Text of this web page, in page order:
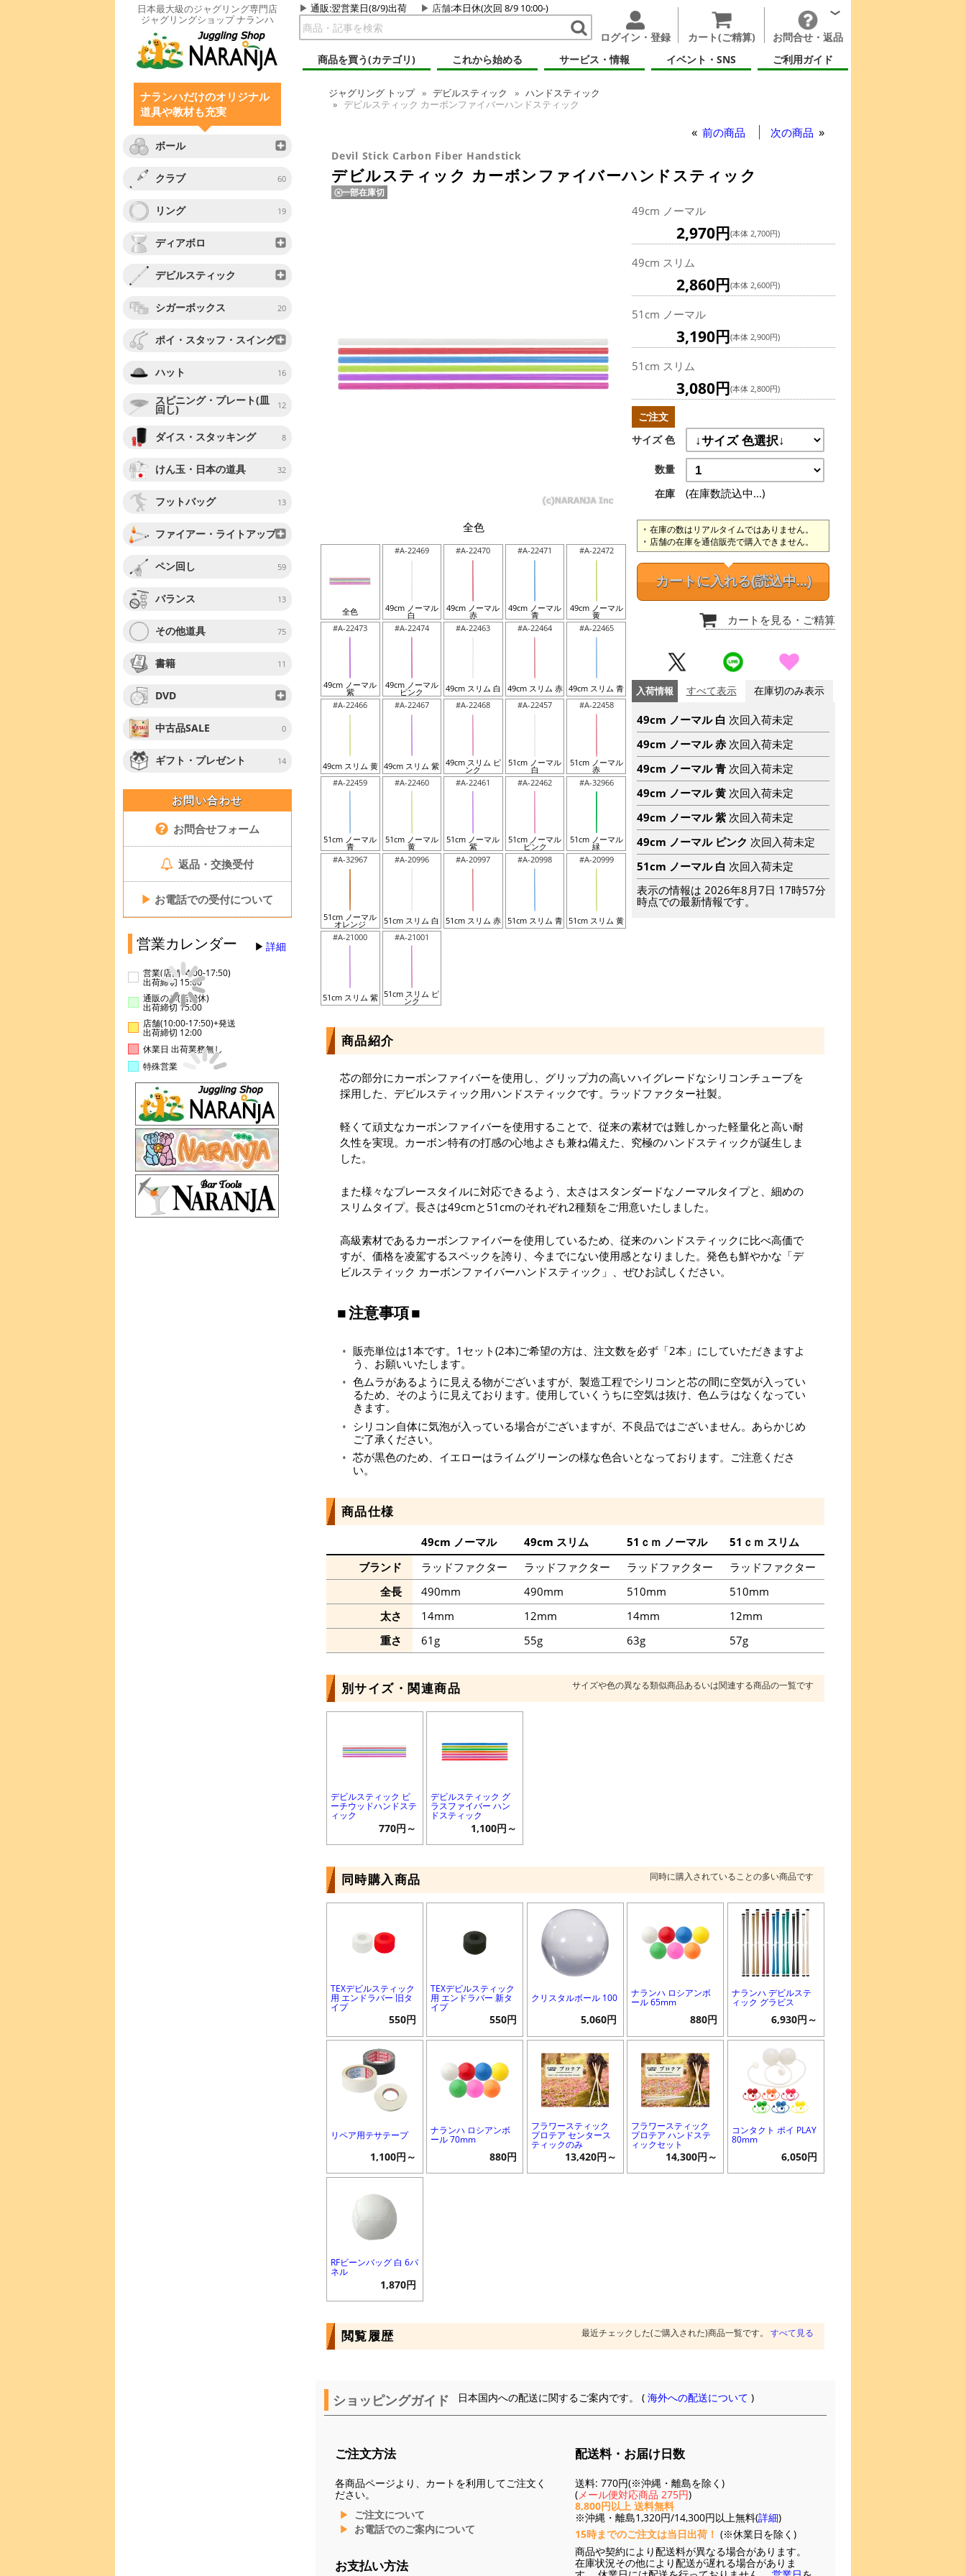
日本最大級のジャグリング専門店
ジャグリングショップ ナランハ
通販:翌営業日(8/9)出荷 店舗:本日休(次回 8/9 10:00-)
ログイン・登録 カート(ご精算)
お問合せ・返品
商品を買う(カテゴリ)
これから始める サービス・情報 イベント・SNS ご利用ガイド
ナランハだけのオリジナル
道具や教材も充実
ボール
クラブ 60
リング 19
ディアボロ
デビルスティック
シガーボックス 20
ポイ・スタッフ・スイング
ハット 16
スピニング・プレート(皿
回し) 12
ダイス・スタッキング 8
けん玉・日本の道具 32
フットバッグ 13
ファイアー・ライトアップ
ペン回し 59
バランス 13
その他道具 75
書籍 11
DVD
中古品SALE 0
ギフト・プレゼント 14
お問い合わせ
お問合せフォーム
返品・交換受付
▶ お電話での受付について
営業カレンダー 詳細
営業(店舗14:00-17:50)
出荷締切 15:00
通販のみ(店舗休)
出荷締切 15:00
店舗(10:00-17:50)+発送
出荷締切 12:00
休業日 出荷業務無し
特殊営業
ジャグリング トップ デビルスティック
ハンドスティック
デビルスティック カーボンファイバーハンドスティック
前の商品 次の商品
Devil Stick Carbon Fiber Handstick
デビルスティック カーボンファイバーハンドスティック
一部在庫切
全色
全色
#A-22469
49cm ノーマル
白
#A-22470
49cm ノーマル
赤
#A-22471
49cm ノーマル
青
#A-22472
49cm ノーマル
黄
#A-22473
49cm ノーマル
紫
#A-22474
49cm ノーマル
ピンク
#A-22463
49cm スリム 白
#A-22464
49cm スリム 赤
#A-22465
49cm スリム 青
#A-22466
49cm スリム 黄
#A-22467
49cm スリム 紫
#A-22468
49cm スリム ピ
ンク
#A-22457
51cm ノーマル
白
#A-22458
51cm ノーマル
赤
#A-22459
51cm ノーマル
青
#A-22460
51cm ノーマル
黄
#A-22461
51cm ノーマル
紫
#A-22462
51cm ノーマル
ピンク
#A-32966
51cm ノーマル
緑
#A-32967
51cm ノーマル
オレンジ
#A-20996
51cm スリム 白
#A-20997
51cm スリム 赤
#A-20998
51cm スリム 青
#A-20999
51cm スリム 黄
#A-21000
51cm スリム 紫
#A-21001
51cm スリム ピ
ンク
49cm ノーマル
2,970円(本体 2,700円)
49cm スリム
2,860円(本体 2,600円)
51cm ノーマル
3,190円(本体 2,900円)
51cm スリム
3,080円(本体 2,800円)
ご注文
サイズ 色
数量
在庫
(在庫数読込中...)
在庫の数はリアルタイムではありません。
店舗の在庫を通信販売で購入できません。
カートに入れる(読込中...)
カートを見る ・ご精算
入荷情報 すべて表示 在庫切のみ表示
49cm ノーマル 白 次回入荷未定
49cm ノーマル 赤 次回入荷未定
49cm ノーマル 青 次回入荷未定
49cm ノーマル 黄 次回入荷未定
49cm ノーマル 紫 次回入荷未定
49cm ノーマル ピンク 次回入荷未定
51cm ノーマル 白 次回入荷未定
表示の情報は 2026年8月7日 17時57分
時点での最新情報です。
商品紹介
芯の部分にカーボンファイバーを使用し、グリップ力の高いハイグレードなシリコンチューブを
採用した、デビルスティック用ハンドスティックです。ラッドファクター社製。
軽くて頑丈なカーボンファイバーを使用することで、従来の素材では難しかった軽量化と高い耐
久性を実現。カーボン特有の打感の心地よさも兼ね備えた、究極のハンドスティックが誕生しま
した。
また様々なプレースタイルに対応できるよう、太さはスタンダードなノーマルタイプと、細めの
スリムタイプ。長さは49cmと51cmのそれぞれ2種類をご用意いたしました。
高級素材であるカーボンファイバーを使用しているため、従来のハンドスティックに比べ高価で
すが、価格を凌駕するスペックを誇り、今までにない使用感となりました。発色も鮮やかな「デ
ビルスティック カーボンファイバーハンドスティック」、ぜひお試しください。
注意事項
販売単位は1本です。1セット(2本)ご希望の方は、注文数を必ず「2本」にしていただきますよ
う、お願いいたします。
色ムラがあるように見える物がございますが、製造工程でシリコンと芯の間に空気が入ってい
るため、そのように見えております。使用していくうちに空気は抜け、色ムラはなくなってい
きます。
シリコン自体に気泡が入っている場合がございますが、不良品ではございません。あらかじめ
ご了承ください。
芯が黒色のため、イエローはライムグリーンの様な色合いとなっております。ご注意くださ
い。
商品仕様
49cm ノーマル
ブランド
ラッドファクター
全長
490mm
太さ
14mm
重さ
61g
49cm スリム
ラッドファクター
490mm
12mm
55g
51ｃｍ ノーマル
ラッドファクター
510mm
14mm
63g
51ｃｍ スリム
ラッドファクター
510mm
12mm
57g
別サイズ・関連商品 サイズや色の異なる類似商品あるいは関連する商品の一覧です
デビルスティック ビ
ーチウッドハンドステ
ィック
770円～
デビルスティック グ
ラスファイバー ハン
ドスティック
1,100円～
同時購入商品 同時に購入されていることの多い商品です
TEXデビルスティック
用 エンドラバー 旧タ
イプ
550円
TEXデビルスティック
用 エンドラバー 新タ
イプ
550円
クリスタルボール 100
5,060円
ナランハ ロシアンボ
ール 65mm
880円
ナランハ デビルステ
ィック グラビス
6,930円～
リペア用テサテープ
1,100円～
ナランハ ロシアンボ
ール 70mm
880円
フラワースティック
プロテア センタース
ティックのみ
13,420円～
フラワースティック
プロテア ハンドステ
ィックセット
14,300円～
コンタクト ポイ PLAY
80mm
6,050円
RFビーンバッグ 白 6パ
ネル
1,870円
閲覧履歴 最近チェックした(ご購入された)商品一覧です。 すべて見る
ショッピングガイド 日本国内への配送に関するご案内です。 (海外への配送について )
ご注文方法
各商品ページより、カートを利用してご注文く
ださい。
ご注文について
お電話でのご案内について
お支払い方法
配送料・お届け日数
送料: 770円(※沖縄・離島を除く)
(メール便対応商品 275円)
8,800円以上 送料無料
※沖縄・離島1,320円/14,300円以上無料(詳細)
15時までのご注文は当日出荷！ (※休業日を除く)
商品や契約により配送料が異なる場合があります。
在庫状況その他により配送が遅れる場合がありま